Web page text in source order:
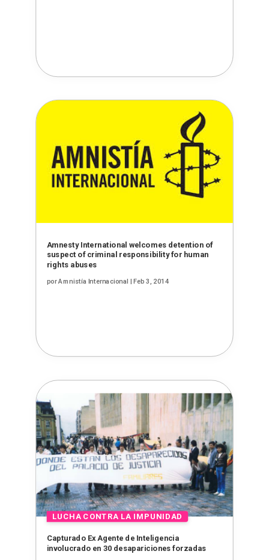
Amnesty International welcomes detention of
suspect of criminal responsibility for human
rights abuses
porAmnistía Internacional Feb 3, 2014
Capturado Ex Agente de Inteligencia
involucrado en 30 desapariciones forzadas